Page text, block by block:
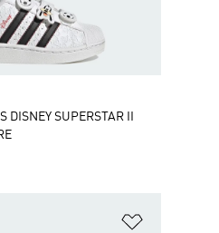
DISNEY SUPERSTAR II